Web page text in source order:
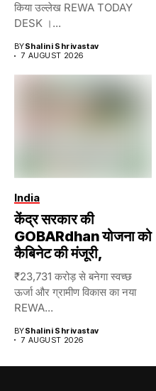
किया उल्लेख REWA TODAY
DESK ।...
BYShalini Shrivastav
7 AUGUST 2026
India
केंद्र सरकार की
GOBARdhan योजना को
कैबिनेट की मंजूरी,
₹23,731 करोड़ से बनेगा स्वच्छ
ऊर्जा और ग्रामीण विकास का नया
REWA...
BYShalini Shrivastav
7 AUGUST 2026